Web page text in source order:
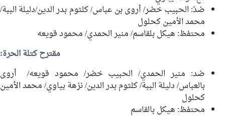
ضدّ:الحبيب خضر/أروى بن عباس/كلثوم بدر الدين/دليلة الببة/
محمد الأمين كحلول
محتفظ: هيكل بلقاسم/منير الحمدي/محمود قويعه
مقترح كتلة الحرة:
ضد: منير الحمدي/ الحبيب خضر/ محمود قويعه/ أروى
بالعباس/دليلة الببة/كلثوم بدر الدين/نزهة بياوي/محمد الأمين
كحلول
محتفظ: هيكل بالقاسم